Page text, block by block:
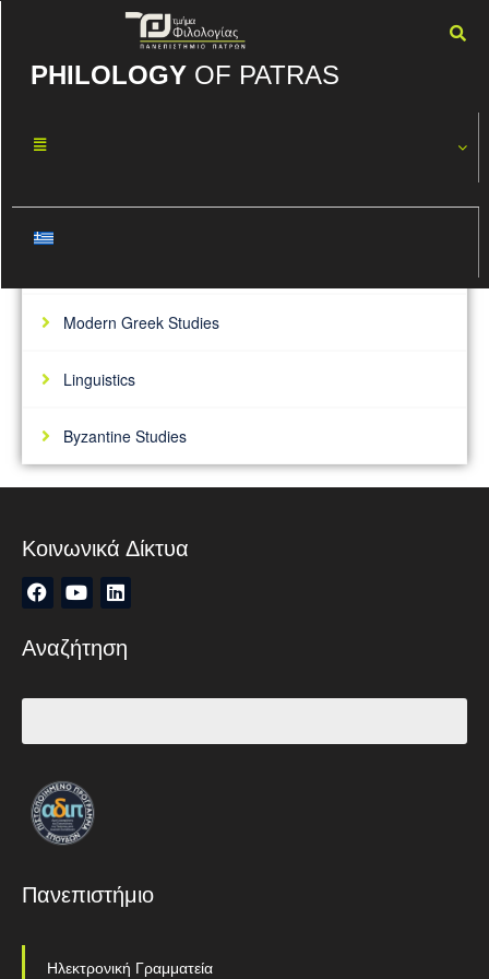
PHILOLOGYOF PATRAS
Research
Modern Greek Studies
Linguistics
Byzantine Studies
Κοινωνικά Δίκτυα
Αναζήτηση
Πανεπιστήμιο
Ηλεκτρονική Γραμματεία